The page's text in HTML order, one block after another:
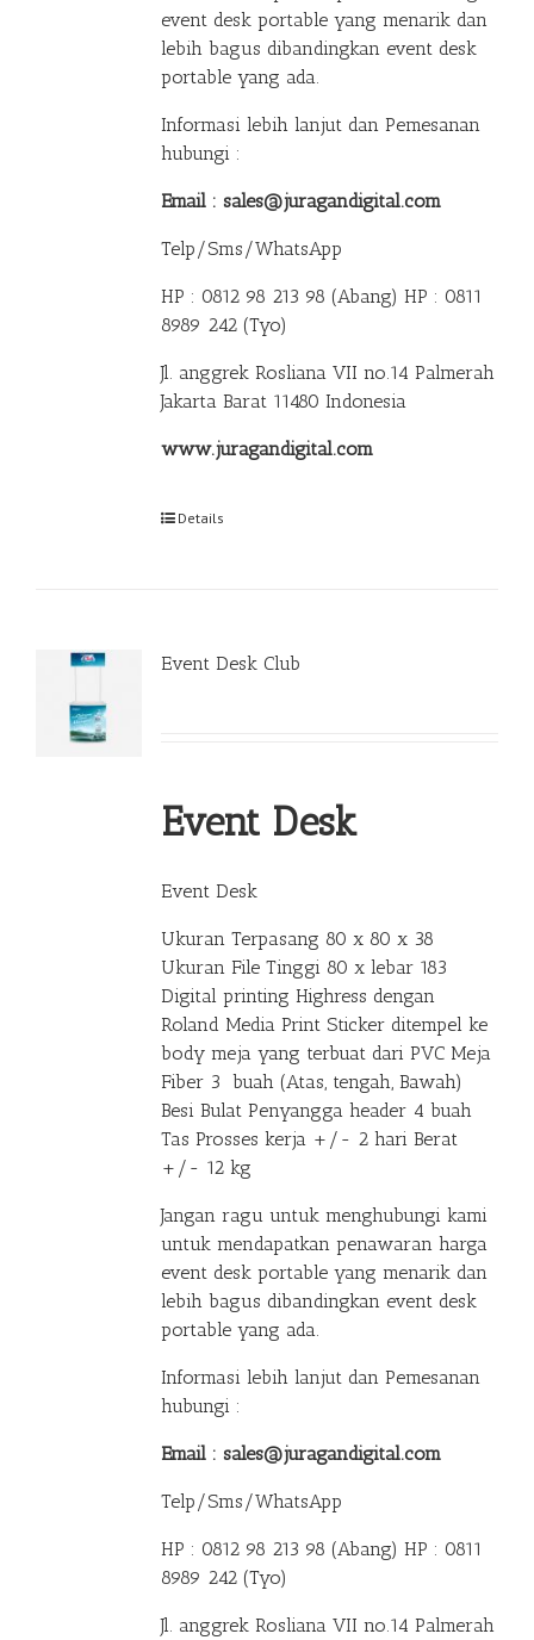
event desk portable yang menarik dan
lebih bagus dibandingkan event desk
portable yang ada.
Informasi lebih lanjut dan Pemesanan
hubungi :
Email : sales@juragandigital.com
Telp/Sms/WhatsApp
HP : 0812 98 213 98 (Abang) HP : 0811
8989 242 (Tyo)
Jl. anggrek Rosliana VII no.14 Palmerah
Jakarta Barat 11480 Indonesia
www.juragandigital.com
Details
Event Desk Club
Event Desk
Event Desk
Ukuran Terpasang 80 x 80 x 38
Ukuran File Tinggi 80 x lebar 183
Digital printing Highress dengan
Roland Media Print Sticker ditempel ke
body meja yang terbuat dari PVC Meja
Fiber 3 buah (Atas, tengah, Bawah)
Besi Bulat Penyangga header 4 buah
Tas Prosses kerja +/- 2 hari Berat
+/- 12 kg
Jangan ragu untuk menghubungi kami
untuk mendapatkan penawaran harga
event desk portable yang menarik dan
lebih bagus dibandingkan event desk
portable yang ada.
Informasi lebih lanjut dan Pemesanan
hubungi :
Email : sales@juragandigital.com
Telp/Sms/WhatsApp
HP : 0812 98 213 98 (Abang) HP : 0811
8989 242 (Tyo)
Jl. anggrek Rosliana VII no.14 Palmerah